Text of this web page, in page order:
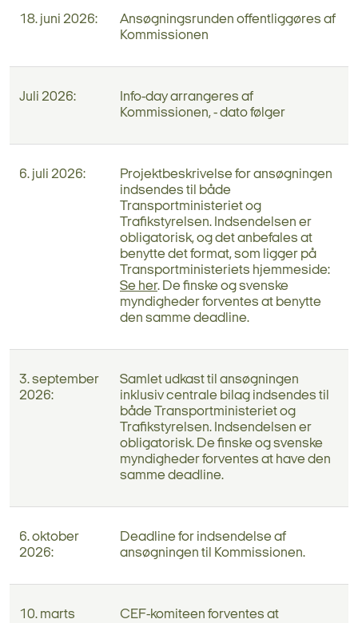
18. juni 2026:
Ansøgningsrunden offentliggøres af
Kommissionen
Juli 2026:
Info-day arrangeres af
Kommissionen, - dato følger
6. juli 2026:
Projektbeskrivelse for ansøgningen
indsendes til både
Transportministeriet og
Trafikstyrelsen. Indsendelsen er
obligatorisk, og det anbefales at
benytte det format, som ligger på
Transportministeriets hjemmeside:
Se her. De finske og svenske
myndigheder forventes at benytte
den samme deadline.
3. september
2026:
Samlet udkast til ansøgningen
inklusiv centrale bilag indsendes til
både Transportministeriet og
Trafikstyrelsen. Indsendelsen er
obligatorisk. De finske og svenske
myndigheder forventes at have den
samme deadline.
6. oktober
2026:
Deadline for indsendelse af
ansøgningen til Kommissionen.
10. marts CEF-komiteen forventes at